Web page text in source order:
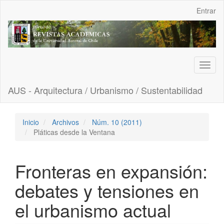
Contenido
principal
Barra
Entrar
AUS - Arquitectura / Urbanismo / Sustentabilidad
Inicio Archivos
Núm. 10 (2011)
Pláticas desde la Ventana
Fronteras en expansión:
debates y tensiones en
el urbanismo actual